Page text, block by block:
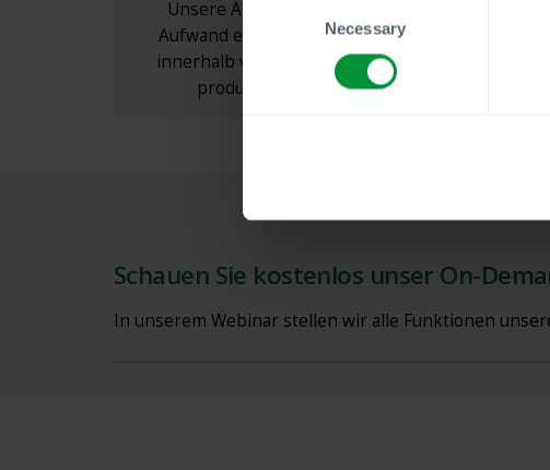
Necessary
Unsere Add-Ons sind mit minimalem
Aufwand einsatzbereit — MADAP kann
innerhalb von weniger als einer Stunde
produktiv eingesetzt werden.
Schauen Sie kostenlos unser On-
In unserem Webinar stellen wir alle Funktionen